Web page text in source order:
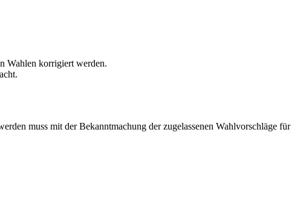
Wahlen korrigiert werden.
muss mit der Bekanntmachung der zugelassenen Wahlvorschläge für